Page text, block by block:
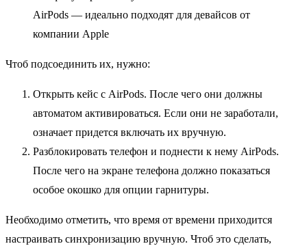
AirPods — идеально подходят для девайсов от
компании Apple
Чтоб подсоединить их, нужно:
Открыть кейс с AirPods. После чего они должны
автоматом активироваться. Если они не заработали,
означает придется включать их вручную.
Разблокировать телефон и поднести к нему AirPods.
После чего на экране телефона должно показаться
особое окошко для опции гарнитуры.
Необходимо отметить, что время от времени приходится
настраивать синхронизацию вручную. Чтоб это сделать,